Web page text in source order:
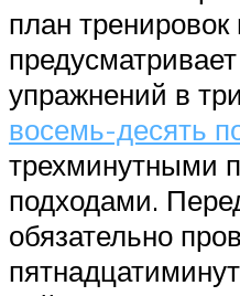
план
упражнений в
восемь-десять
трехминутными
подходами.
обязательно